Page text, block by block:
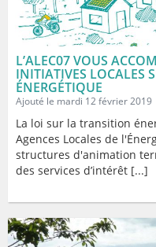
L’ALEC07 VOUS
INITIATIVES LOCALES
ÉNERGÉTIQUE
Ajouté le mardi 12 février 2019
La loi sur la transition
Agences Locales de
structures d'animation
des services d’intérêt [...]